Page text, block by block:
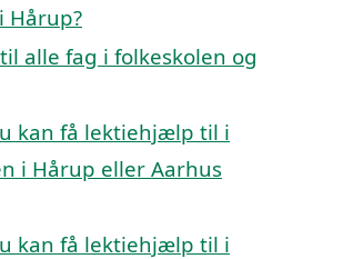
alle fag i folkeskolen og
kan få lektiehjælp til i
i Hårup eller Aarhus
kan få lektiehjælp til i